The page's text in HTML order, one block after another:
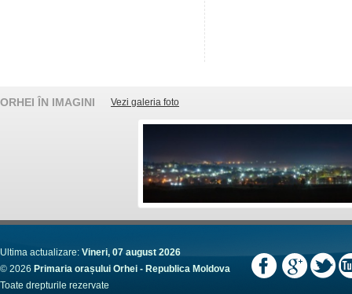
ORHEI ÎN IMAGINI Vezi galeria foto
Ultima actualizare: Vineri, 07 august 2026
© 2026 Primaria orașului Orhei - Republica Moldova
Toate drepturile rezervate